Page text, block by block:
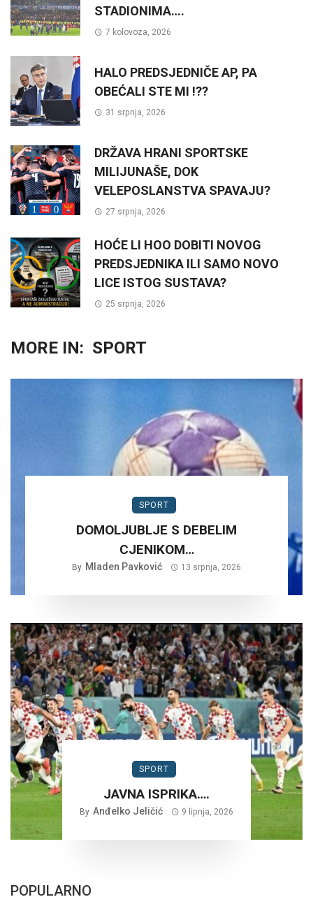
STADIONIMA….
7 kolovoza, 2026
HALO PREDSJEDNIČE AP, PA
OBEĆALI STE MI !??
31 srpnja, 2026
DRŽAVA HRANI SPORTSKE
MILIJUNAŠE, DOK
VELEPOSLANSTVA SPAVAJU?
27 srpnja, 2026
HOĆE LI HOO DOBITI NOVOG
PREDSJEDNIKA ILI SAMO NOVO
LICE ISTOG SUSTAVA?
25 srpnja, 2026
MORE IN: SPORT
SPORT
DOMOLJUBLJE S DEBELIM
CJENIKOM…
By Mladen Pavković 13 srpnja, 2026
SPORT
JAVNA ISPRIKA….
By Anđelko Jeličić 9 lipnja, 2026
POPULARNO